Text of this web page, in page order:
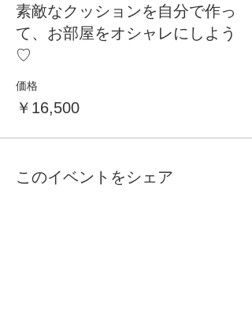
素敵なクッションを自分で作っ
て、お部屋をオシャレにしよう
♡
価格
￥16,500
このイベントをシェア